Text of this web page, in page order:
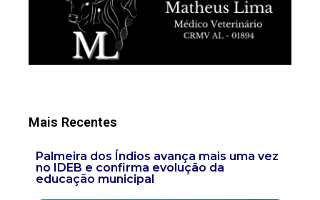
Mais Recentes
Palmeira dos Índios avança mais uma vez
no IDEB e confirma evolução da
educação municipal